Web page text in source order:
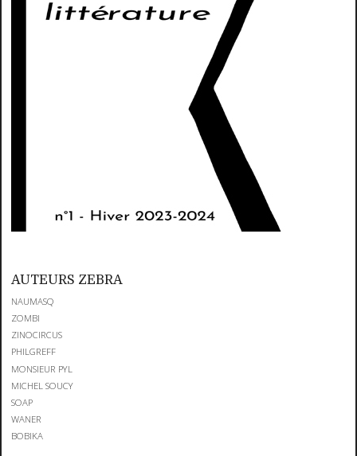
AUTEURS ZEBRA
NAUMASQ
ZOMBI
ZINOCIRCUS
PHILGREFF
MONSIEUR PYL
MICHEL SOUCY
SOAP
WANER
BOBIKA